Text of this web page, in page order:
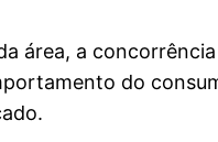
área, a
do